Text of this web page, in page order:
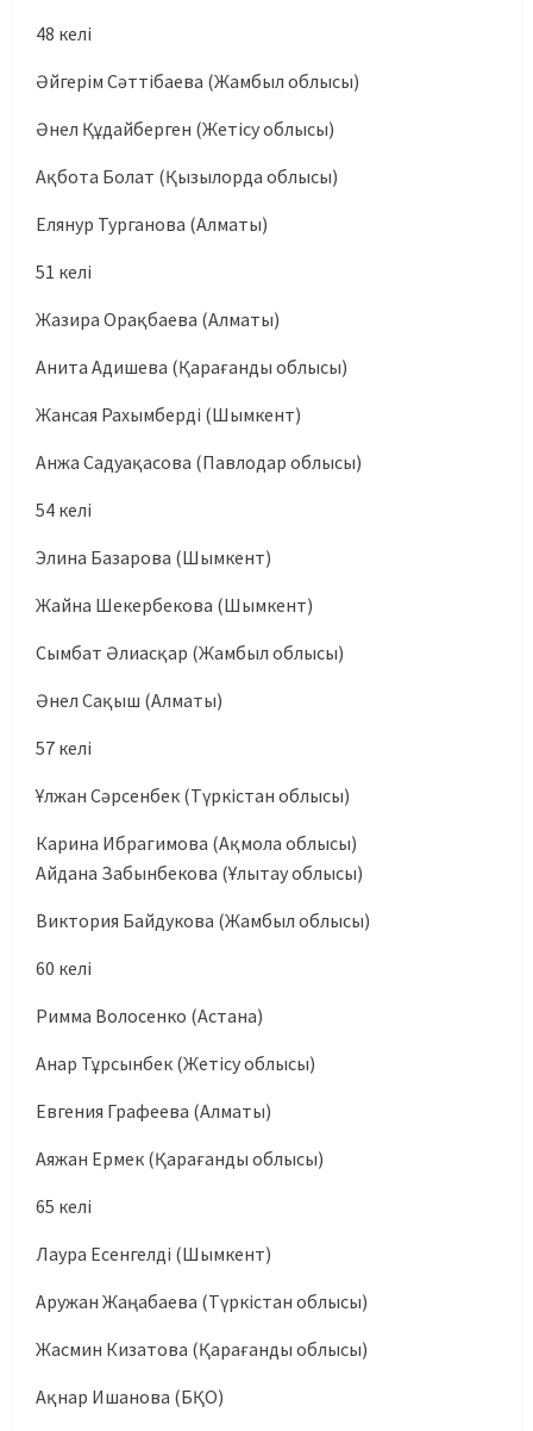
48 келі
Әйгерім Сәттібаева (Жамбыл облысы)
Әнел Құдайберген (Жетісу облысы)
Ақбота Болат (Қызылорда облысы)
Елянур Турганова (Алматы)
51 келі
Жазира Орақбаева (Алматы)
Анита Адишева (Қарағанды облысы)
Жансая Рахымберді (Шымкент)
Анжа Садуақасова (Павлодар облысы)
54 келі
Элина Базарова (Шымкент)
Жайна Шекербекова (Шымкент)
Сымбат Әлиасқар (Жамбыл облысы)
Әнел Сақыш (Алматы)
57 келі
Ұлжан Сәрсенбек (Түркістан облысы)
Карина Ибрагимова (Ақмола облысы)
Айдана Забынбекова (Ұлытау облысы)
Виктория Байдукова (Жамбыл облысы)
60 келі
Римма Волосенко (Астана)
Анар Тұрсынбек (Жетісу облысы)
Евгения Графеева (Алматы)
Аяжан Ермек (Қарағанды облысы)
65 келі
Лаура Есенгелді (Шымкент)
Аружан Жаңабаева (Түркістан облысы)
Жасмин Кизатова (Қарағанды облысы)
Ақнар Ишанова (БҚО)